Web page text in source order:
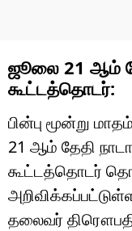
ஜூலை 21 ஆம்
கூட்டத்தொடர்:
பின்பு மூன்று
21 ஆம் தேதி
கூட்டத்தொடர்
தலைவர்